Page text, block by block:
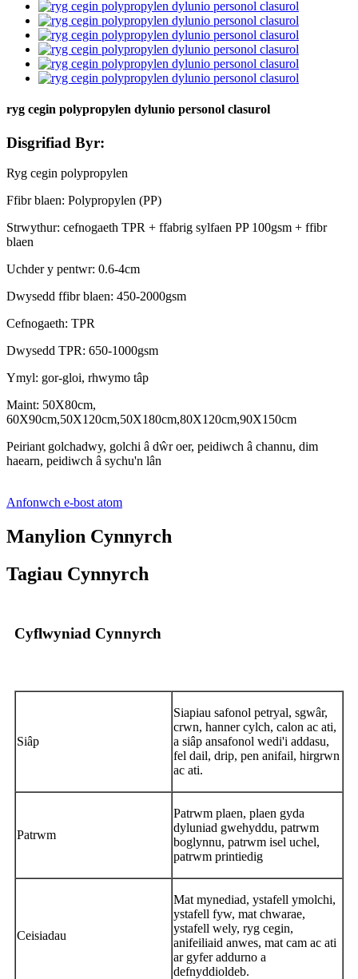
ryg cegin polypropylen dylunio personol clasurol
Disgrifiad Byr:
Ryg cegin polypropylen
Ffibr blaen: Polypropylen (PP)
Strwythur: cefnogaeth TPR + ffabrig sylfaen PP 100gsm + ffibr
blaen
Uchder y pentwr: 0.6-4cm
Dwysedd ffibr blaen: 450-2000gsm
Cefnogaeth: TPR
Dwysedd TPR: 650-1000gsm
Ymyl: gor-gloi, rhwymo tâp
Maint: 50X80cm,
60X90cm,50X120cm,50X180cm,80X120cm,90X150cm
Peiriant golchadwy, golchi â dŵr oer, peidiwch â channu, dim
haearn, peidiwch â sychu'n lân
Anfonwch e-bost atom
Manylion Cynnyrch
Tagiau Cynnyrch
Cyflwyniad Cynnyrch
Siâp
Siapiau safonol petryal, sgwâr,
crwn, hanner cylch, calon ac ati,
a siâp ansafonol wedi'i addasu,
fel dail, drip, pen anifail, hirgrwn
ac ati.
Patrwm
Patrwm plaen, plaen gyda
dyluniad gwehyddu, patrwm
boglynnu, patrwm isel uchel,
patrwm printiedig
Ceisiadau
Mat mynediad, ystafell ymolchi,
ystafell fyw, mat chwarae,
ystafell wely, ryg cegin,
anifeiliaid anwes, mat cam ac ati
ar gyfer addurno a
defnyddioldeb.